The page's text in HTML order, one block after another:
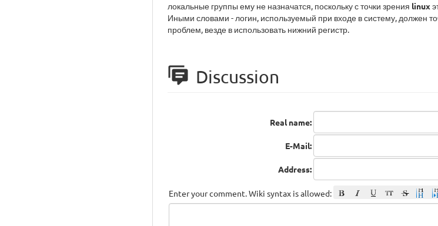
локальные группы ему не назначатся, поскольку с точки зрения linux
Иными словами - логин, используемый при входе в систему, должен
проблем, везде в использовать нижний регистр.
Discussion
Real name:
E-Mail:
Address:
Enter your comment. Wiki syntax is allowed: